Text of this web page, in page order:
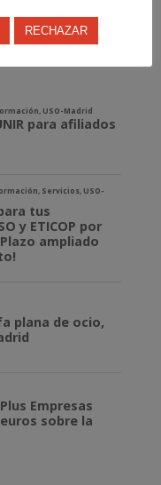
RECHAZAR